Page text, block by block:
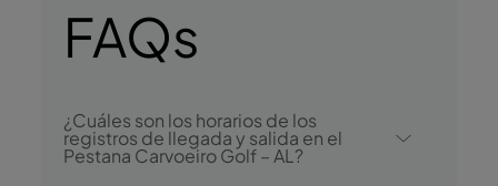
FAQs
¿Cuáles son los horarios de los
registros de llegada y salida en el
Pestana Carvoeiro Golf – AL?